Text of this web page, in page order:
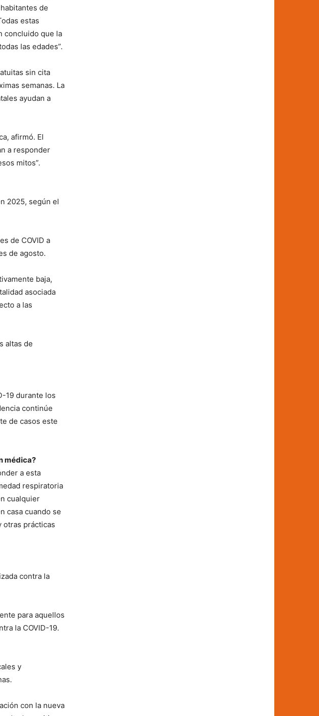
de
estas
concluido que la
las edades”.
sin cita
semanas. La
ayudan a
afirmó. El
a responder
mitos”.
2025, según el
de COVID a
de agosto.
baja,
asociada
a las
altas de
19 durante los
continúe
de casos este
médica?
a esta
respiratoria
cualquier
casa cuando se
otras prácticas
contra la
para aquellos
la COVID-19.
y
con la nueva